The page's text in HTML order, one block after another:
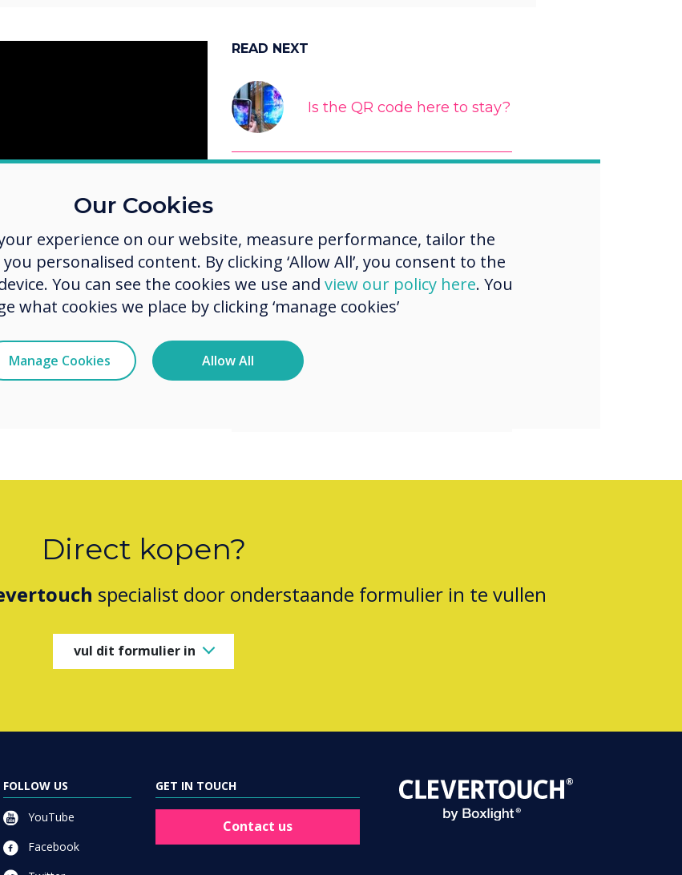
READ NEXT
Is the QR code here to stay?
“
Sign up toCleverLive
for free!
Direct kopen?
specialist door onderstaande formulier in te vullen
vul dit formulier in
FOLLOW US
YouTube
Facebook
GET IN TOUCH
Contact us
Our Cookies
experience on our website, measure performance, tailor the
personalised content. By clicking ‘Allow All’, you consent to the
You can see the cookies we use and view our policy here. You
what cookies we place by clicking ‘manage cookies’
Manage Cookies Allow All